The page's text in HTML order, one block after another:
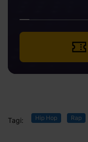
Tagi: Hip Hop Rap